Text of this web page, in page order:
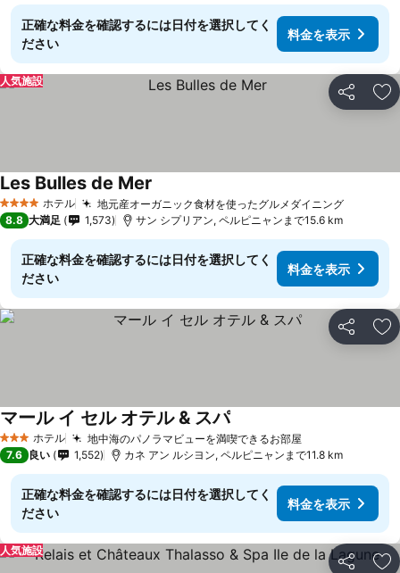
正確な料金を確認するには日付を選択してく
ださい
料金を表示
シェア お
人気施設
4 ホテルのランク
ホテル 地元産オーガニック食材を使ったグルメダイニング料金を
Les Bulles de Mer
8.8 大満足 1,573 サン シプリアン, ペルピニャンまで15.6 km
正確な料金を確認するには日付を選択してく
ださい
料金を表示
シェア お
3 ホテルのランク
ホテル 地中海のパノラマビューを満喫できるお部屋料金を表示
マール イ セル オテル & スパ料金を表示
7.6 良い 1,552 カネ アン ルシヨン, ペルピニャンまで11.8 km
正確な料金を確認するには日付を選択してく
ださい
料金を表示
シェア
人気施設